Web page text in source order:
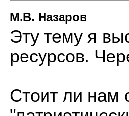
М.В. Назаров
Эту тему я
ресурсов.
Стоит ли нам